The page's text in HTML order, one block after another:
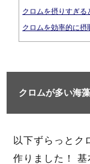
クロムを摂りすぎる
クロムを効率的に
クロムが多い海
以下ずらっとク
作りました！